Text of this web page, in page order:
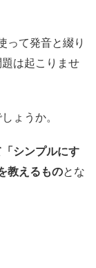
って発音と綴り
は起こりませ
ょうか。
シンプルにす
教えるものとな